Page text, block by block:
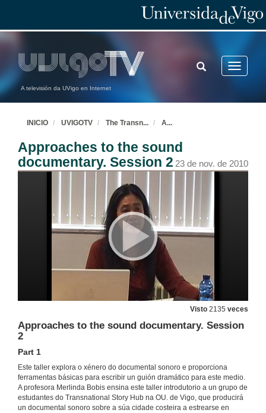
A televisión da UVigo en Internet
Toggle
TOGGLE
SEARCH
INICIO UVIGOTV The Transn... A...
Approaches to the sound
documentary. Session 2 23 de nov. de 2010
Visto 2135 veces
Approaches to the sound documentary. Session
2
Part 1
Este taller explora o xénero do documental sonoro e proporciona
ferramentas básicas para escribir un guión dramático para este medio.
A profesora Merlinda Bobis ensina este taller introdutorio a un grupo de
estudantes do Transnational Story Hub na OU. de Vigo, que producirá
un documental sonoro sobre a súa cidade costeira a estrearse en